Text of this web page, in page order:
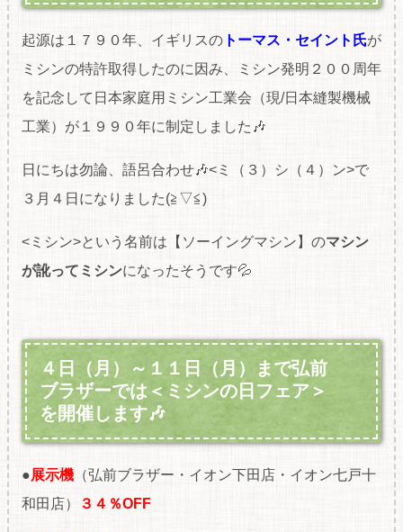
起源は１７９０年、イギリスの トーマス・セイント氏が
ミシンの特許取得したのに因み、ミシン発明２００周年
を記念して日本家庭用ミシン工業会（現/日本縫製機械
工業）が１９９０年に制定しました🎶
日にちは勿論、語呂合わせ🎶<ミ（３）シ（４）ン>で
３月４日になりました(≧▽≦)
<ミシン>という名前は【ソーイングマシン】のマシン
が訛ってミシンになったそうです💦
４日（月）～１１日（月）まで弘前
ブラザーでは＜ミシンの日フェア＞
を開催します🎶
●展示機 （弘前ブラザー・イオン下田店・イオン七戸十
和田店）
３４％OFF